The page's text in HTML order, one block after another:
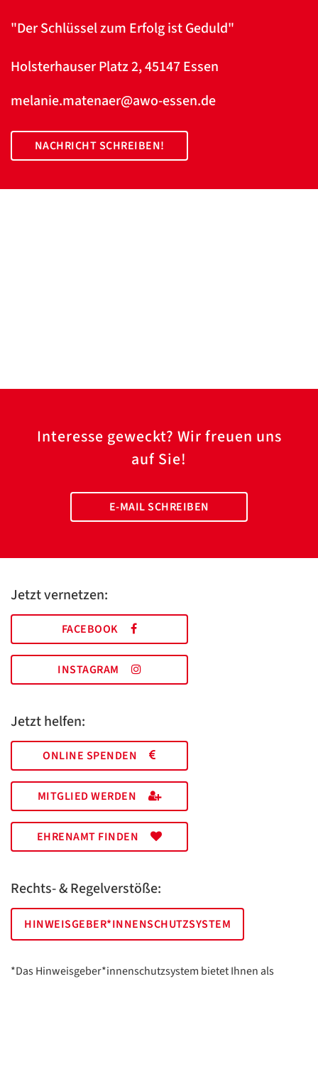
"Der Schlüssel zum Erfolg ist Geduld"
Holsterhauser Platz 2, 45147 Essen
melanie.matenaer@awo-essen.de
NACHRICHT SCHREIBEN!
Interesse geweckt? Wir freuen uns
auf Sie!
E-MAIL SCHREIBEN
Jetzt vernetzen:
FACEBOOK
INSTAGRAM
Jetzt helfen:
ONLINE SPENDEN
MITGLIED WERDEN
EHRENAMT FINDEN
Rechts- & Regelverstöße:
HINWEISGEBER*INNENSCHUTZSYSTEM
*Das Hinweisgeber*innenschutzsystem bietet Ihnen als
Datenschutzerklärung
ZURÜCK
Datenschutzerklärung
/
Translate
ZURÜCK